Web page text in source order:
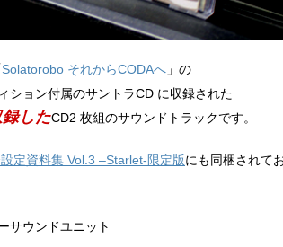
Solatorobo それからCODAへ 」の
ション付属のサントラCD に収録された
したCD2 枚組のサウンドトラックです。
定資料集 Vol.3 –Starlet-限定版にも同梱されて
サウンドユニット